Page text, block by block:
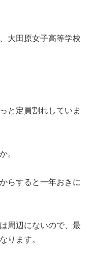
大田原女子高等学校
と定員割れしていま
。
らすると一年おきに
周辺にないので、最
ります。